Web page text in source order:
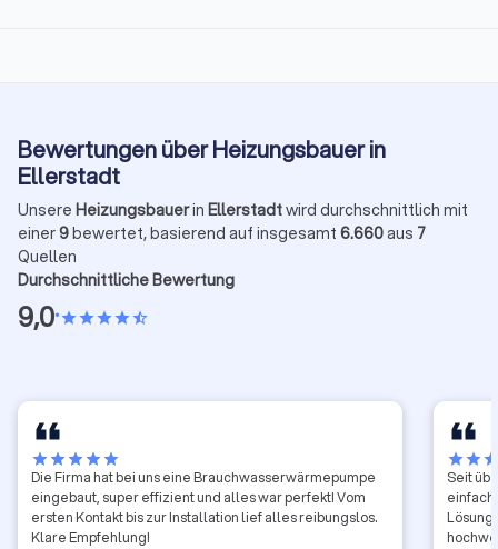
Bewertungen über Heizungsbauer in
Ellerstadt
Unsere Heizungsbauerin Ellerstadtwird durchschnittlich mit
einer9bewertet, basierend auf insgesamt 6.660aus 7
Quellen
Durchschnittliche Bewertung
9,0•starstarstarstarstar_half
starstarstarstarstar
Die Firma hat bei uns eine Brauchwasserwärmepumpe
eingebaut, super effizient und alles war perfekt! Vom
ersten Kontakt bis zur Installation lief alles reibungslos.
Klare Empfehlung!
starstar
Seit
Lösung